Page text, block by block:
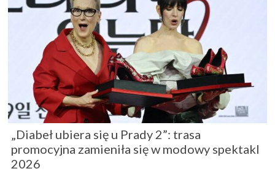
„Diabeł ubiera się u Prady 2”: trasa
promocyjna zamieniła się w modowy spektakl
2026